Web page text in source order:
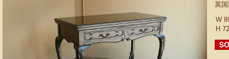
英
W
H